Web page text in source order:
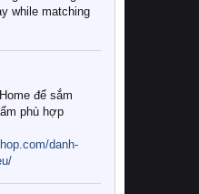
while matching
để sắm
phù hợp
danh-